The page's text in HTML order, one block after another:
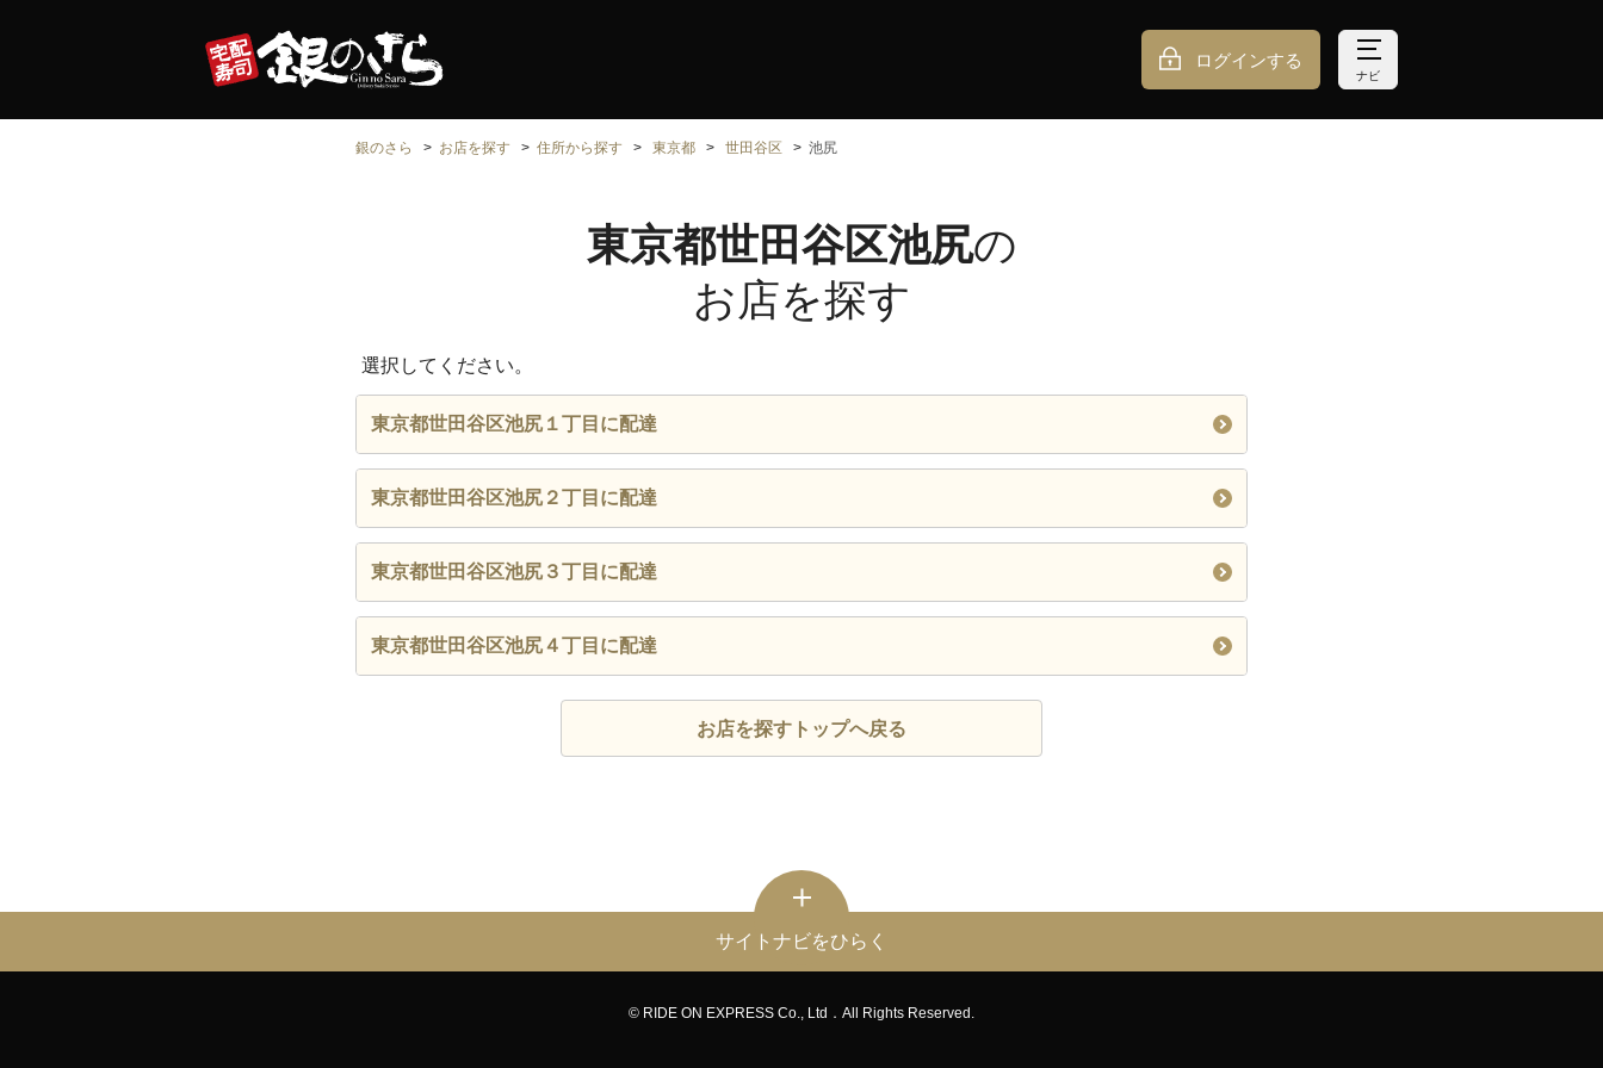
ログインする
ナビ
銀のさら お店を探す 住所から探す 東京都 世田谷区 池尻
東京都世田谷区池尻の
お店を探す
選択してください。
東京都世田谷区池尻１丁目に配達
東京都世田谷区池尻２丁目に配達
東京都世田谷区池尻３丁目に配達
東京都世田谷区池尻４丁目に配達
お店を探すトップへ戻る
サイトナビをひらく
© RIDE ON EXPRESS Co., Ltd．All Rights Reserved.